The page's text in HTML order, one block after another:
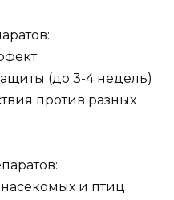
(до 3-4 недель)
против разных
и птиц